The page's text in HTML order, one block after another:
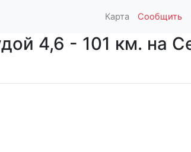
Карта Сообщить
4,6 - 101 км. на